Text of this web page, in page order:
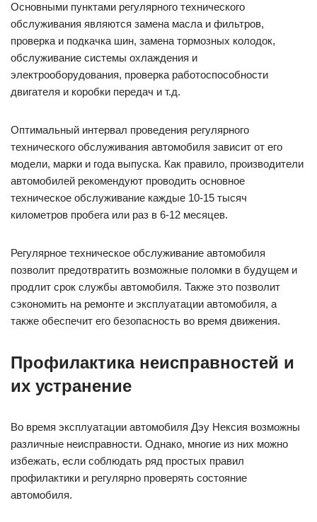
Основными пунктами регулярного технического
обслуживания являются замена масла и фильтров,
проверка и подкачка шин, замена тормозных колодок,
обслуживание системы охлаждения и
электрооборудования, проверка работоспособности
двигателя и коробки передач и т.д.
Оптимальный интервал проведения регулярного
технического обслуживания автомобиля зависит от его
модели, марки и года выпуска. Как правило, производители
автомобилей рекомендуют проводить основное
техническое обслуживание каждые 10-15 тысяч
километров пробега или раз в 6-12 месяцев.
Регулярное техническое обслуживание автомобиля
позволит предотвратить возможные поломки в будущем и
продлит срок службы автомобиля. Также это позволит
сэкономить на ремонте и эксплуатации автомобиля, а
также обеспечит его безопасность во время движения.
Профилактика неисправностей и
их устранение
Во время эксплуатации автомобиля Дэу Нексия возможны
различные неисправности. Однако, многие из них можно
избежать, если соблюдать ряд простых правил
профилактики и регулярно проверять состояние
автомобиля.